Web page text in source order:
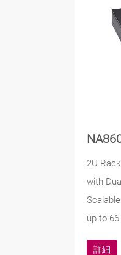
2U
with
up to 66
詳細